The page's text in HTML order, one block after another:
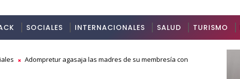
SOCIALES INTERNACIONALES SALUD TURISMO
Adompretur agasaja las madres de su membresía con